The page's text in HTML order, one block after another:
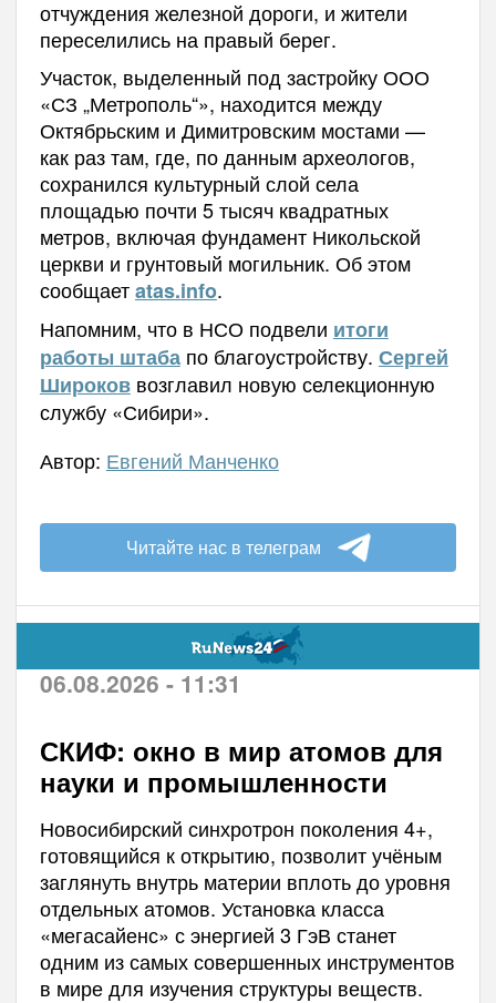
отчуждения железной дороги, и жители
переселились на правый берег.
Участок, выделенный под застройку ООО
«СЗ „Метрополь“», находится между
Октябрьским и Димитровским мостами —
как раз там, где, по данным археологов,
сохранился культурный слой села
площадью почти 5 тысяч квадратных
метров, включая фундамент Никольской
церкви и грунтовый могильник. Об этом
сообщаетatas.info.
Напомним, что в НСО подвели итоги
работы штабапо благоустройству. Сергей
Широковвозглавил новую селекционную
службу «Сибири».
Автор: Евгений Манченко
Читайте нас в телеграм
06.08.2026 - 11:31
СКИФ: окно в мир атомов для
науки и промышленности
Новосибирский синхротрон поколения 4+,
готовящийся к открытию, позволит учёным
заглянуть внутрь материи вплоть до уровня
отдельных атомов. Установка класса
«мегасайенс» с энергией 3 ГэВ станет
одним из самых совершенных инструментов
в мире для изучения структуры веществ.